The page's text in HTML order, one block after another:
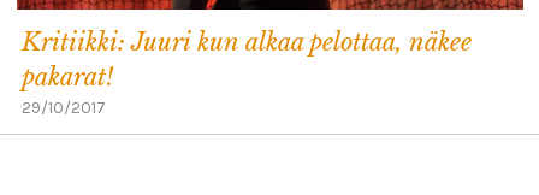
Kritiikki: Juuri kun alkaa pelottaa, näkee
pakarat!
29/10/2017